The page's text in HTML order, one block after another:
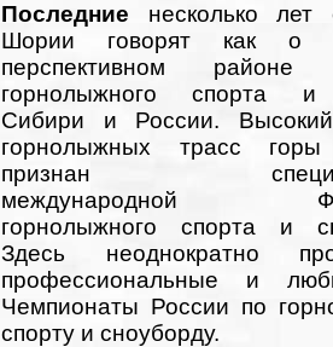
Последние несколько лет
Шории говорят как о
перспективном районе
горнолыжного спорта и
Сибири и России.
горнолыжных трасс горы
признан
международной
горнолыжного спорта и
Здесь неоднократно
профессиональные и
Чемпионаты России по
спорту и сноуборду.